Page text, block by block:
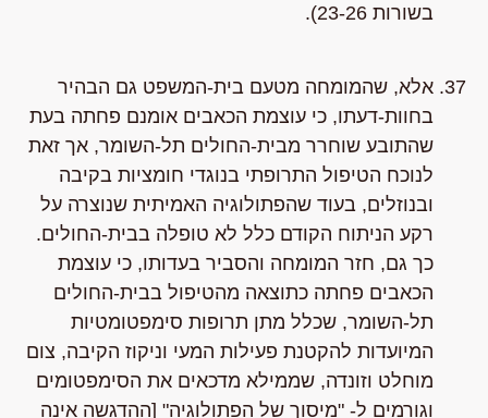
בשורות 23-26).
אלא, שהמומחה מטעם בית-המשפט גם הבהיר
בחוות-דעתו, כי עוצמת הכאבים אומנם פחתה בעת
שהתובע שוחרר מבית-החולים תל-השומר, אך זאת
לנוכח הטיפול התרופתי בנוגדי חומציות בקיבה
ובנוזלים, בעוד שהפתולוגיה האמיתית שנוצרה על
רקע הניתוח הקודם כלל לא טופלה בבית-החולים.
כך גם, חזר המומחה והסביר בעדותו, כי עוצמת
הכאבים פחתה כתוצאה מהטיפול בבית-החולים
תל-השומר, שכלל מתן תרופות סימפטומטיות
המיועדות להקטנת פעילות המעי וניקוז הקיבה, צום
מוחלט וזונדה, שממילא מדכאים את הסימפטומים
וגורמים ל- "מיסוך של הפתולוגיה" [ההדגשה אינה